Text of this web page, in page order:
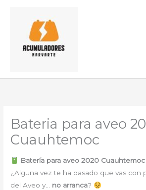
contenido
Bateria para aveo
Cuauhtemoc
Batería para aveo 2020 Cuauhtemoc
¿Alguna vez te ha pasado que vas con
del Aveo y… no arranca?